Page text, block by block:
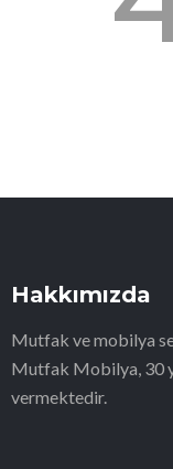
Hakkımızda
Mutfak ve mobilya
Mutfak Mobilya, 30
vermektedir.